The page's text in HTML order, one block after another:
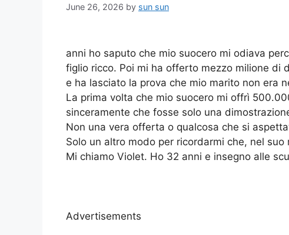
June 26, 2026 by sun sun
anni ho saputo che mio suocero mi odiava
figlio ricco. Poi mi ha offerto mezzo milione di
e ha lasciato la prova che mio marito non era
La prima volta che mio suocero mi offrì
sinceramente che fosse solo una
Non una vera offerta o qualcosa che si
Solo un altro modo per ricordarmi che, nel
Mi chiamo Violet. Ho 32 anni e insegno alle
Advertisements